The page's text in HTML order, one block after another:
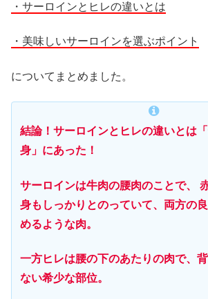
・サーロインとヒレの違いとは
・美味しいサーロインを選ぶポイント
についてまとめました。
結論！ サーロインとヒレの違いとは
身」にあった！
サーロインは牛肉の腰肉のことで、
身もしっかりとのっていて、両方の
めるような肉。
一方ヒレは腰の下のあたりの肉で、
ない希少な部位。